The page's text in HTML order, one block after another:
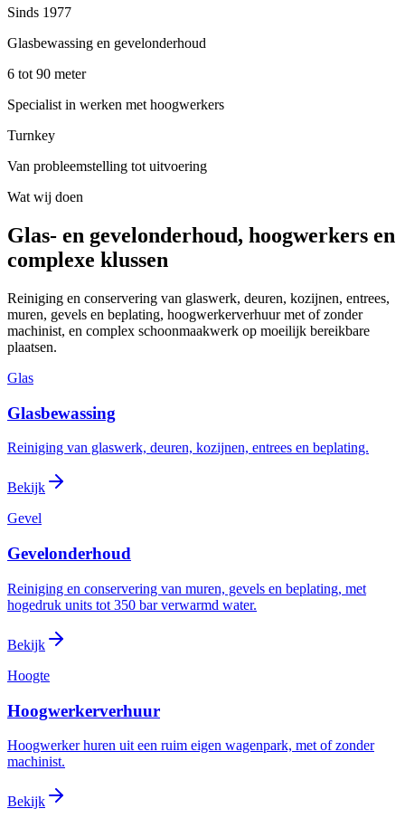
Sinds 1977
Glasbewassing en gevelonderhoud
6 tot 90 meter
Specialist in werken met hoogwerkers
Turnkey
Van probleemstelling tot uitvoering
Wat wij doen
Glas- en gevelonderhoud, hoogwerkers en
complexe klussen
Reiniging en conservering van glaswerk, deuren, kozijnen, entrees,
muren, gevels en beplating, hoogwerkerverhuur met of zonder
machinist, en complex schoonmaakwerk op moeilijk bereikbare
plaatsen.
Glas
Glasbewassing
Reiniging van glaswerk, deuren, kozijnen, entrees en beplating.
Bekijk
Gevel
Gevelonderhoud
Reiniging en conservering van muren, gevels en beplating, met
hogedruk units tot 350 bar verwarmd water.
Bekijk
Hoogte
Hoogwerkerverhuur
Hoogwerker huren uit een ruim eigen wagenpark, met of zonder
machinist.
Bekijk